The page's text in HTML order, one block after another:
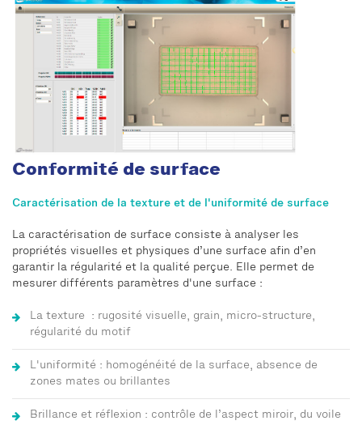
Conformité de surface
Caractérisation de la texture et de l'uniformité de surface
La caractérisation de surface consiste à analyser les
propriétés visuelles et physiques d’une surface afin d’en
garantir la régularité et la qualité perçue. Elle permet de
mesurer différents paramètres d'une surface :
La texture : rugosité visuelle, grain, micro-structure,
régularité du motif
L'uniformité : homogénéité de la surface, absence de
zones mates ou brillantes
Brillance et réflexion : contrôle de l’aspect miroir, du voile